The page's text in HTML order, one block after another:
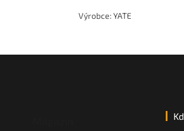
Výrobce: YATE